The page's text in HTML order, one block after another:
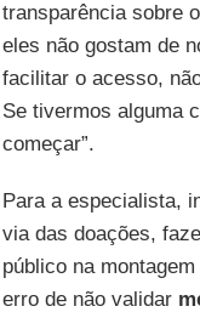
transparência sobre
eles não gostam de
facilitar o acesso,
Se tivermos alguma
começar”.
Para a especialista,
via das doações,
público na
erro de não validar